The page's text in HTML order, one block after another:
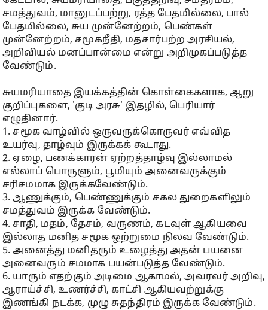
சமத்துவம், மானுடப்பற்று, ரத்த பேதமில்லை, பால்
பேதமில்லை, சுய முன்னேற்றம், பெண்கள்
முன்னேற்றம், சமூகநீதி, மதசார்பற்ற அரசியல்,
அறிவியல் மனப்பான்மை என்று அறிமுகப்படுத்த
வேண்டும்.
சுயமரியாதை இயக்கத்தின் கொள்கைகளாக, ஆறு
குறிப்புகளை, 'குடி அரசு' இதழில், பெரியார்
எழுதினார்.
1. சமூக வாழ்வில் ஒருவருக்கொருவர் எவ்வித
உயர்வு, தாழ்வும் இருக்கக் கூடாது.
2. ஏழை, பணக்காரன் ஏற்றத்தாழ்வு இல்லாமல்
எல்லாப் பொருளும், பூமியும் அனைவருக்கும்
சரிசமமாக இருக்கவேண்டும்.
3. ஆணுக்கும், பெண்ணுக்கும் சகல துறைகளிலும்
சமத்துவம் இருக்க வேண்டும்.
4. சாதி, மதம், தேசம், வருணம், கடவுள் ஆகியவை
இல்லாத மனித சமூக ஒற்றுமை நிலவ வேண்டும்.
5. அனைத்து மனிதரும் உழைத்து அதன் பயனை
அனைவரும் சமமாக பயன்படுத்த வேண்டும்.
6. யாரும் எதற்கும் அடிமை ஆகாமல், அவரவர் அறிவு,
ஆராய்ச்சி, உணர்ச்சி, காட்சி ஆகியவற்றுக்கு
இணங்கி நடக்க, முழு சுதந்திரம் இருக்க வேண்டும்.